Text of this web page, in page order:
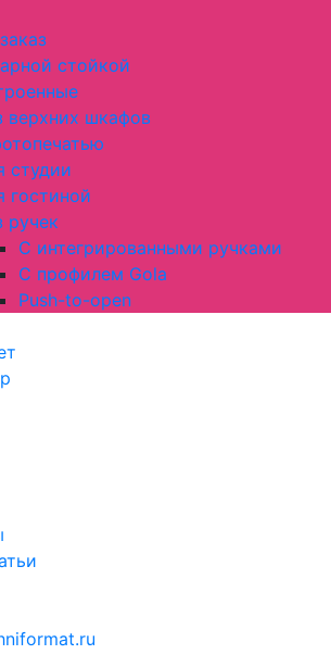
стойкой
верхних шкафов
студии
гостиной
ручек
С интегрированными ручками
С профилем Gola
Push-to-open